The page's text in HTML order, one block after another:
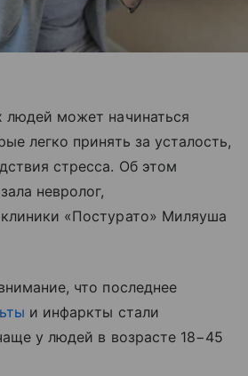
людей может начинаться
легко принять за усталость,
стресса. Об этом
невролог,
«Постурато» Миляуша
что последнее
и инфаркты стали
у людей в возрасте 18−45